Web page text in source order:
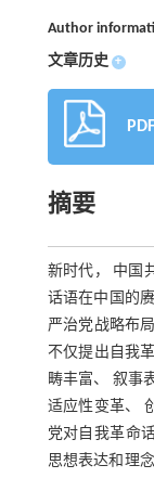
Author
文章历史 +
摘要
新时代， 中国
话语在中国的
严治党战略布
不仅提出自我
畴丰富、 叙事
适应性变革、
党对自我革命
思想表达和理